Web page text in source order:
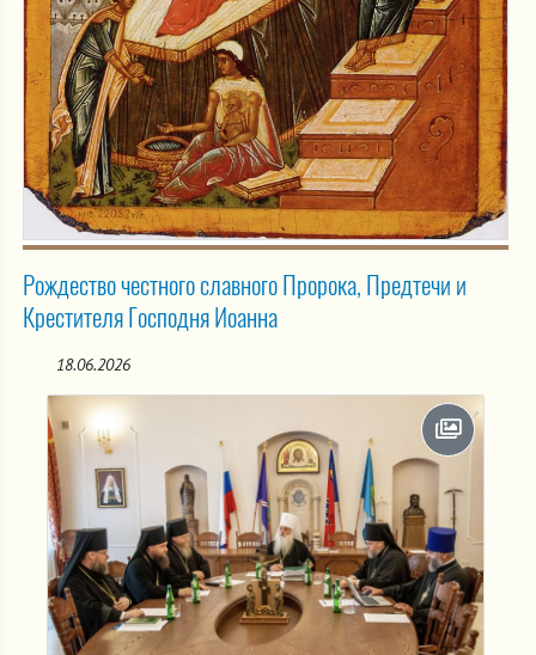
Рождество честного славного Пророка, Предтечи и
Крестителя Господня Иоанна
18.06.2026